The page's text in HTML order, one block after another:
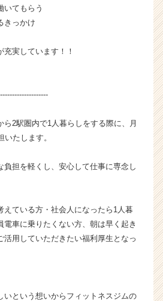
いてもらう
きっかけ
実しています！！
ら2駅圏内で1人暮らしをする際に、月
たします。
担を軽くし、安心して仕事に専念し
ている方・社会人になったら1人暮
電車に乗りたくない方、朝は早く起き
活用していただきたい福利厚生となっ
という想いからフィットネスジムの